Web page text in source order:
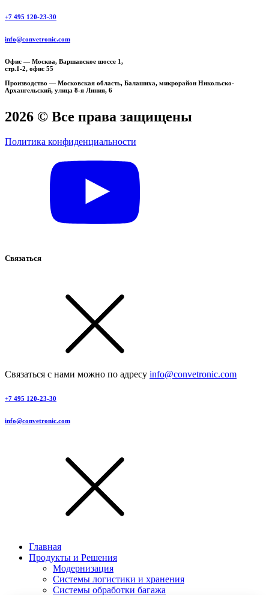
+7 495 120-23-30
info@convetronic.com
Офис — Москва, Варшавское шоссе 1,
стр.1-2, офис 55
Производство — Московская область, Балашиха, микрорайон Никольско-
Архангельский, улица 8-я Линия, 6
2026 © Все права защищены
Политика конфиденциальности
Связаться
Связаться с нами можно по адресу info@convetronic.com
+7 495 120-23-30
info@convetronic.com
Главная
Продукты и Решения
Модернизация
Системы логистики и хранения
Системы обработки багажа